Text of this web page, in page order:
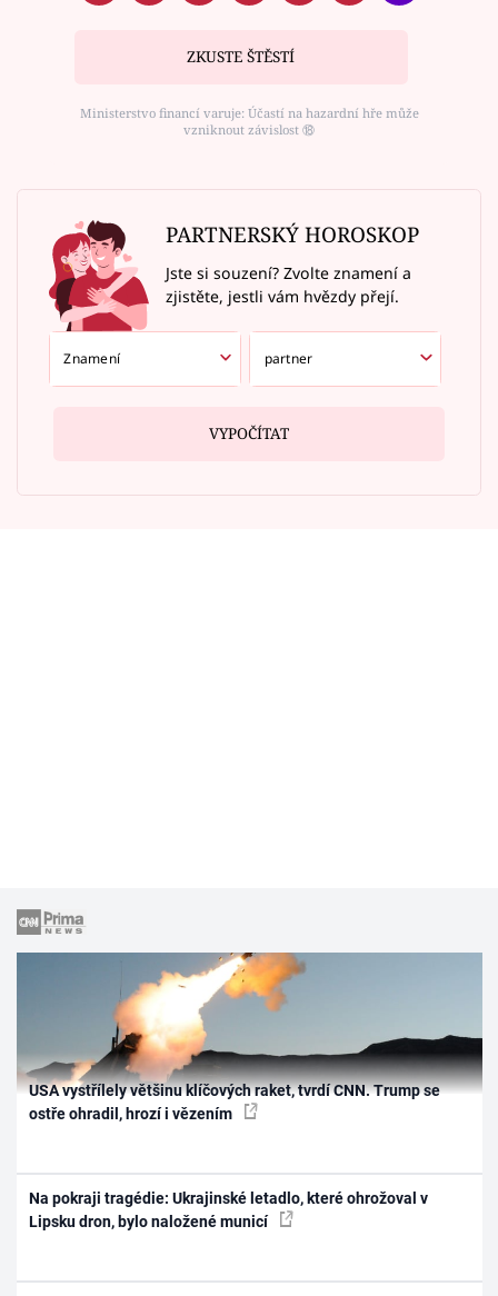
ZKUSTE ŠTĚSTÍ
Ministerstvo financí varuje: Účastí na hazardní hře může
vzniknout závislost ⑱
PARTNERSKÝ HOROSKOP
Jste si souzení? Zvolte znamení a
zjistěte, jestli vám hvězdy přejí.
VYPOČÍTAT
USA vystřílely většinu klíčových raket, tvrdí CNN. Trump se
ostře ohradil, hrozí i vězením
Na pokraji tragédie: Ukrajinské letadlo, které ohrožoval v
Lipsku dron, bylo naložené municí